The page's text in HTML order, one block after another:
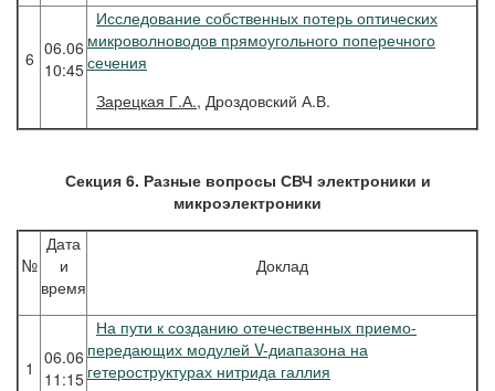
6 06.06
10:45
Исследование собственных потерь оптических
микроволноводов прямоугольного поперечного
сечения
Зарецкая Г.А., Дроздовский А.В.
Секция 6. Разные вопросы СВЧ электроники и
микроэлектроники
№
Дата
и
время
Доклад
1 06.06
11:15
На пути к созданию отечественных приемо-
передающих модулей V-диапазона на
гетероструктурах нитрида галлия